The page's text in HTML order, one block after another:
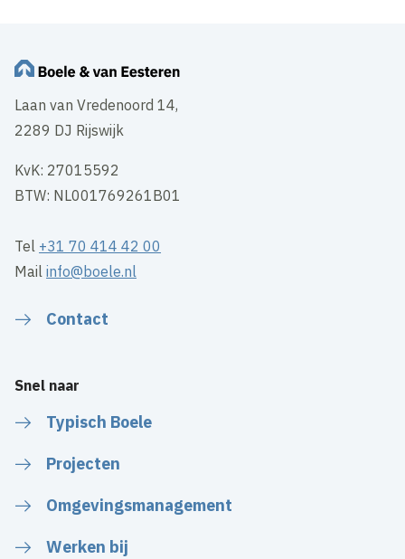
Laan van Vredenoord 14,
2289 DJ Rijswijk
KvK: 27015592
BTW: NL001769261B01
Tel +31 70 414 42 00
Mailinfo@boele.nl
Contact
Snel naar
Typisch Boele
Projecten
Omgevingsmanagement
Werken bij